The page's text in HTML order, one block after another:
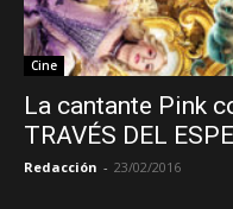
Cine
La cantante Pink
TRAVÉS DEL
Redacción - 23/02/2016